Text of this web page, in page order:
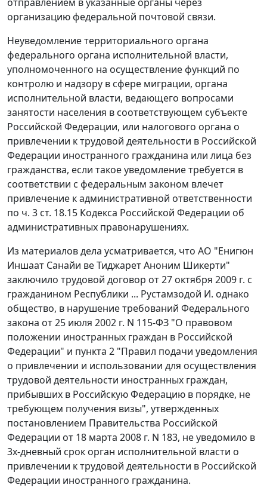
отправлением в указанные органы через
организацию федеральной почтовой связи.
Неуведомление территориального органа
федерального органа исполнительной власти,
уполномоченного на осуществление функций по
контролю и надзору в сфере миграции, органа
исполнительной власти, ведающего вопросами
занятости населения в соответствующем субъекте
Российской Федерации, или налогового органа о
привлечении к трудовой деятельности в Российской
Федерации иностранного гражданина или лица без
гражданства, если такое уведомление требуется в
соответствии с федеральным законом влечет
привлечение к административной ответственности
по ч. 3 ст. 18.15 Кодекса Российской Федерации об
административных правонарушениях.
Из материалов дела усматривается, что АО "Енигюн
Иншаат Санайи ве Тиджарет Аноним Шикерти"
заключило трудовой договор от 27 октября 2009 г. с
гражданином Республики ... Рустамзодой И. однако
общество, в нарушение требований Федерального
закона от 25 июля 2002 г. N 115-ФЗ "О правовом
положении иностранных граждан в Российской
Федерации" и пункта 2 "Правил подачи уведомления
о привлечении и использовании для осуществления
трудовой деятельности иностранных граждан,
прибывших в Российскую Федерацию в порядке, не
требующем получения визы", утвержденных
постановлением Правительства Российской
Федерации от 18 марта 2008 г. N 183, не уведомило в
3х-дневный срок орган исполнительной власти о
привлечении к трудовой деятельности в Российской
Федерации иностранного гражданина.